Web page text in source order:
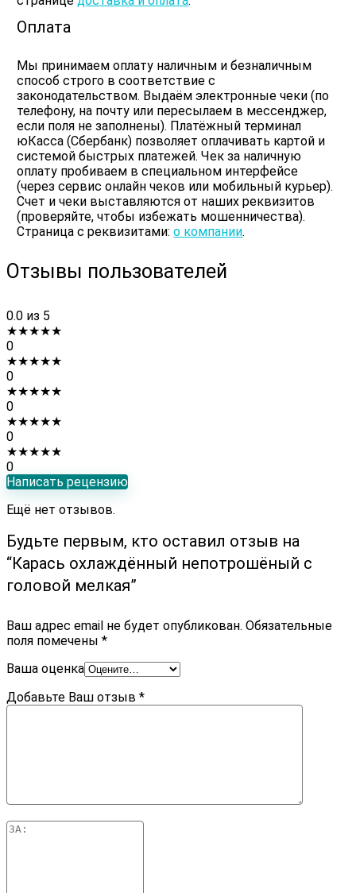
Оплата
Мы принимаем оплату наличным и безналичным
способ строго в соответствие с
законодательством. Выдаём электронные чеки (по
телефону, на почту или пересылаем в мессенджер,
если поля не заполнены). Платёжный терминал
юКасса (Сбербанк) позволяет оплачивать картой и
системой быстрых платежей. Чек за наличную
оплату пробиваем в специальном интерфейсе
(через сервис онлайн чеков или мобильный курьер).
Счет и чеки выставляются от наших реквизитов
(проверяйте, чтобы избежать мошенничества).
Страница с реквизитами:о компании.
Отзывы пользователей
0.0 из 5
★★★★★
0
★★★★★
0
★★★★★
0
★★★★★
0
★★★★★
0
Написать рецензию
Ещё нет отзывов.
Будьте первым, кто оставил отзыв на
“Карась охлаждённый непотрошёный с
головой мелкая”
Ваш адрес email не будет опубликован. Обязательные
поля помечены *
Ваша оценка
Добавьте Ваш отзыв *